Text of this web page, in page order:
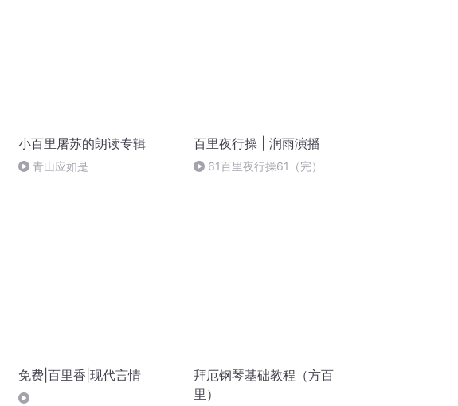
小百里屠苏的朗读专辑
青山应如是
百里夜行操 | 润雨演播
61百里夜行操61（完）
免费|百里香|现代言情
拜厄钢琴基础教程（方百
里）